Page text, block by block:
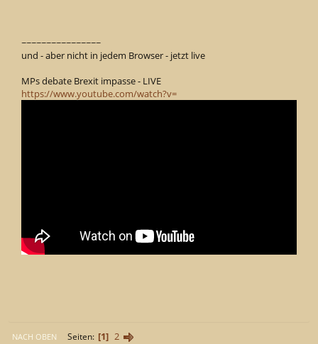
~~~~~~~~~~~~~~~~
und - aber nicht in jedem Browser - jetzt live
MPs debate Brexit impasse - LIVE
https://www.youtube.com/watch?v=
NACH OBEN Seiten 1 2